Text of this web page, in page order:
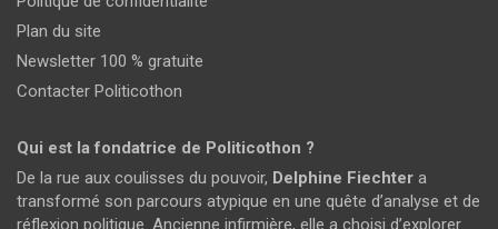
Plan du site
Newsletter 100 % gratuite
Contacter Politicothon
Qui est la fondatrice de Politicothon ?
De la rue aux coulisses du pouvoir, Delphine Fiechter a
transformé son parcours atypique en une quête d’analyse et de
réflexion politique. Ancienne infirmière, elle a choisi d’explorer